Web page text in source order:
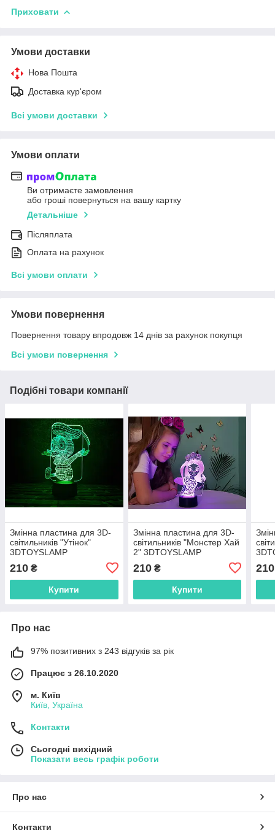
Приховати
Умови доставки
Нова Пошта
Доставка кур'єром
Всі умови доставки
Умови оплати
Ви отримаєте замовлення
або гроші повернуться на вашу картку
Детальніше
Післяплата
Оплата на рахунок
Всі умови оплати
Умови повернення
Повернення товару впродовж 14 днів за рахунок покупця
Всі умови повернення
Подібні товари компанії
Змінна пластина для 3D-
світильників "Утінок"
3DTOYSLAMP
210 ₴
Купити
Змінна пластина для 3D-
світильників "Монстер Хай
2" 3DTOYSLAMP
210₴
Купити
210
Про нас
97% позитивних з 243 відгуків за рік
Працює з 26.10.2020
м. Київ
Київ, Україна
Контакти
Сьогодні вихідний
Показати весь графік роботи
Про нас
Контакти